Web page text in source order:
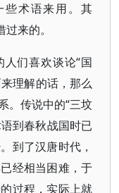
术语来用。其
来的。
们喜欢谈论“国
理解的话，那么
。传说中的“三坟
到春秋战国时已
到了汉唐时代，
经相当困难，于
过程，实际上就